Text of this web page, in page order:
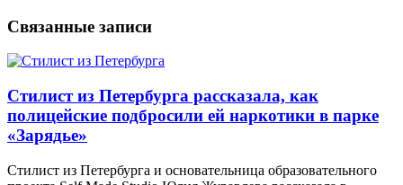
Связанные записи
Стилист из Петербурга рассказала, как
полицейские подбросили ей наркотики в парке
«Зарядье»
Стилист из Петербурга и основательница образовательного